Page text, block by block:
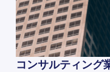
コンサルティング